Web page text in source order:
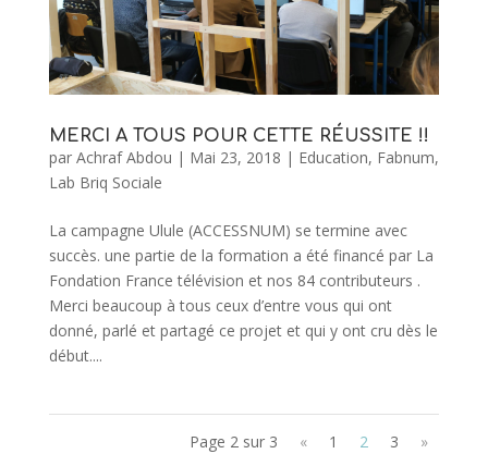
MERCI A TOUS POUR CETTE RÉUSSITE !!
par Achraf Abdou | Mai 23, 2018 | Education, Fabnum,
Lab Briq Sociale
La campagne Ulule (ACCESSNUM) se termine avec
succès. une partie de la formation a été financé par La
Fondation France télévision et nos 84 contributeurs .
Merci beaucoup à tous ceux d’entre vous qui ont
donné, parlé et partagé ce projet et qui y ont cru dès le
début....
Page 2 sur 3 « 1 2 3 »